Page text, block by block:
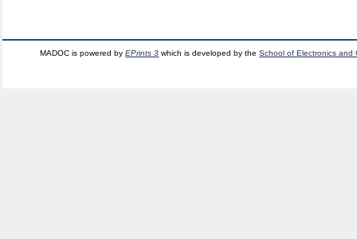
MADOC is powered byEPrints 3 which is developed by theSchool of Electronics and